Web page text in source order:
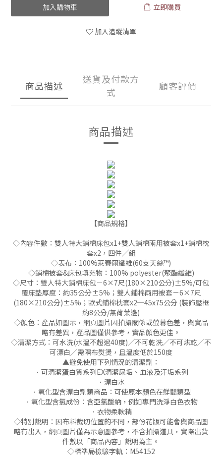
加入購物車 立即購買
加入追蹤清單
商品描述
送貨及付款方
式
顧客評價
商品描述
【商品規格】
◇內容件數：雙人特大鋪棉床包x1+雙人鋪棉兩用被套x1+鋪棉枕
套x2，四件╱組
◇表布：100%萊賽爾纖維(60支天絲™)
◇鋪棉被套&床包填充物：100% polyester(聚酯纖維)
◇尺寸：雙人特大鋪棉床包－6×7尺(180×210公分)±5%/可包
覆床墊厚度：約35公分±5%；雙人鋪棉兩用被套－6×7尺
(180×210公分)±5%；歐式鋪棉枕套x2─45x75公分 (裝飾壓框
約8公分/無荷葉邊)
◇顏色：產品如圖示，網頁圖片因拍攝關係或螢幕色差，與實品
略有差異，產品圖僅供參考，實品顏色更佳。
◇清潔方式：可水洗(水溫不超過40度)╱不可乾洗╱不可烘乾╱不
可漂白╱需隔布熨燙，且溫度低於150度
▲避免使用下列情況的清潔劑：
．可清潔蛋白質系列EX清潔尿垢、血液及汗垢系列
．漂白水
．氧化型含漂白劑類商品：可使原本顏色在鮮豔類型
．氧化型含氯成份：含亞氯酸納，例如專門洗淨白色衣物
．衣物柔軟精
◇特別說明：因布料裁切位置的不同，部份花版可能會與商品圖
略有出入，網頁圖片僅為示意圖參考，不含拍攝道具，實際出貨
件數以「商品內容」說明為主。
◇標準局檢驗字軌：M54152